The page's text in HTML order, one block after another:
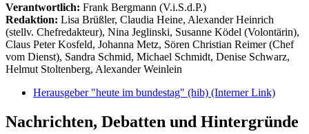
Verantwortlich: Frank Bergmann (V.i.S.d.P.)
Redaktion: Lisa Brüßler, Claudia Heine, Alexander Heinrich
(stellv. Chefredakteur), Nina Jeglinski, Susanne Ködel (Volontärin),
Claus Peter Kosfeld, Johanna Metz, Sören Christian Reimer (Chef
vom Dienst), Sandra Schmid, Michael Schmidt, Denise Schwarz,
Helmut Stoltenberg, Alexander Weinlein
Herausgeber "heute im bundestag" (hib) (Interner Link)
Nachrichten, Debatten und Hintergründe